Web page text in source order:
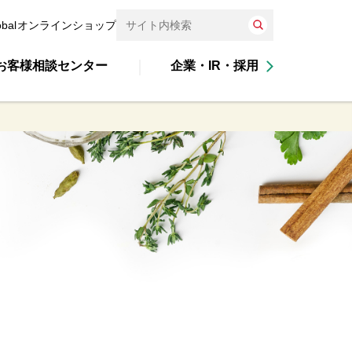
オンラインショップ
客様相談センター 企業・IR・採用